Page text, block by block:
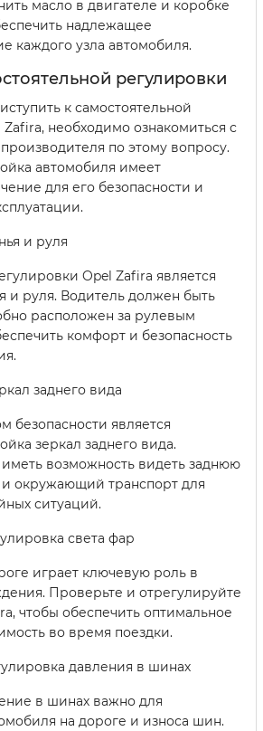
масло в двигателе и коробке
надлежащее
каждого узла автомобиля.
регулировки
к самостоятельной
необходимо ознакомиться с
по этому вопросу.
автомобиля имеет
для его безопасности и
и руля
Opel Zafira является
и руля. Водитель должен быть
расположен за рулевым
комфорт и безопасность
заднего вида
безопасности является
зеркал заднего вида.
возможность видеть заднюю
и окружающий транспорт для
ситуаций.
света фар
играет ключевую роль в
Проверьте и отрегулируйте
чтобы обеспечить оптимальное
во время поездки.
давления в шинах
в шинах важно для
на дороге и износа шин.